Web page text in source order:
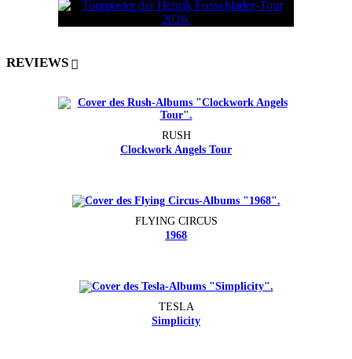
REVIEWS
RUSH
Clockwork Angels Tour
FLYING CIRCUS
1968
TESLA
Simplicity